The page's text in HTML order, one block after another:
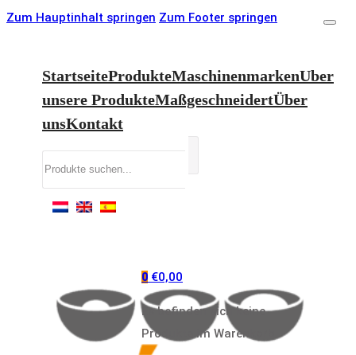
Zum Hauptinhalt springen Zum Footer springen
StartseiteProdukteMaschinenmarkenUber
unsere ProdukteMaßgeschneidertÜber
unsKontakt
0 €0,00
Es befinden sich keine
Produkte im Warenkorb.